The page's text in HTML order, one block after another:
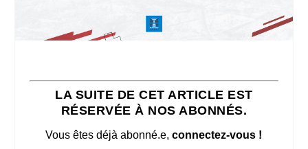
LA SUITE DE CET ARTICLE EST
RÉSERVÉE À NOS ABONNÉS.
Vous êtes déjà abonné.e,connectez-vous !